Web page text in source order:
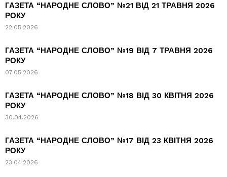
ГАЗЕТА “НАРОДНЕ СЛОВО” №21 ВІД 21 ТРАВНЯ 2026
РОКУ
22.05.2026
ГАЗЕТА “НАРОДНЕ СЛОВО” №19 ВІД 7 ТРАВНЯ 2026
РОКУ
07.05.2026
ГАЗЕТА “НАРОДНЕ СЛОВО” №18 ВІД 30 КВІТНЯ 2026
РОКУ
30.04.2026
ГАЗЕТА “НАРОДНЕ СЛОВО” №17 ВІД 23 КВІТНЯ 2026
РОКУ
23.04.2026